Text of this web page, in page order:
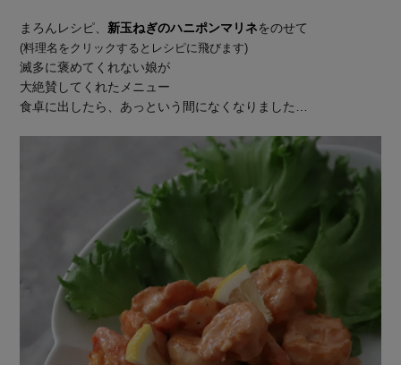
まろんレシピ、 新玉ねぎのハニポンマリネをのせて
(料理名をクリックするとレシピに飛びます)
滅多に褒めてくれない娘が
大絶賛してくれたメニュー
食卓に出したら、あっという間になくなりました…